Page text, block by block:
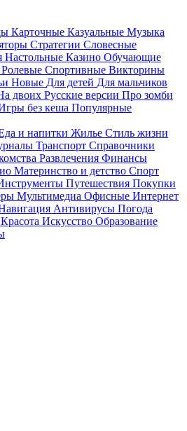
Карточные Казуальные Музыка
Стратегии Словесные
Настольные Казино Обучающие
Ролевые Спортивные Викторины
Новые Для детей Для мальчиков
двоих Русские версии Про зомби
без кеша Популярные
и напитки Жилье Стиль жизни
Транспорт Справочники
Развлечения Финансы
Материнство и детство Спорт
Путешествия Покупки
Мультимедиа Офисные Интернет
Антивирусы Погода
Красота Искусство Образование